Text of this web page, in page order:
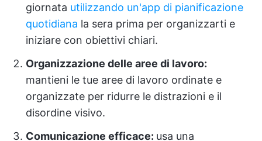
giornata utilizzando un'app di pianificazione
quotidiana la sera prima per organizzarti e
iniziare con obiettivi chiari.
Organizzazione delle aree di lavoro:
mantieni le tue aree di lavoro ordinate e
organizzate per ridurre le distrazioni e il
disordine visivo.
Comunicazione efficace: usa una